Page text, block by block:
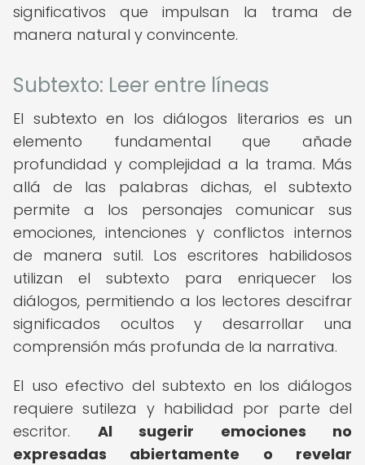
significativos que impulsan la trama de
manera natural y convincente.
Subtexto: Leer entre líneas
El subtexto en los diálogos literarios es un
elemento fundamental que añade
profundidad y complejidad a la trama. Más
allá de las palabras dichas, el subtexto
permite a los personajes comunicar sus
emociones, intenciones y conflictos internos
de manera sutil. Los escritores habilidosos
utilizan el subtexto para enriquecer los
diálogos, permitiendo a los lectores descifrar
significados ocultos y desarrollar una
comprensión más profunda de la narrativa.
El uso efectivo del subtexto en los diálogos
requiere sutileza y habilidad por parte del
escritor. Al sugerir emociones no
expresadas abiertamente o revelar